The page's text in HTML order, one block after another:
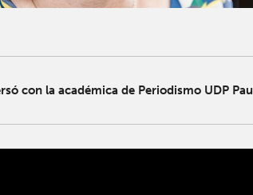
con la académica de Periodismo UDP